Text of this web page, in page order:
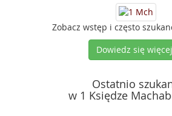
Zobacz wstęp i często
Dowiedz się
Ostatnio
w 1 Księdze